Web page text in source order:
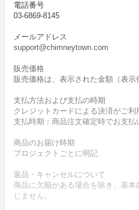
電話番号
03-6869-8145
メールアドレス
support@chimneytown.com
販売価格
販売価格は、表示された金額（表示
支払方法および支払の時期
クレジットカードによる決済がご利
支払時期：商品注文確定時でお支払
商品のお届け時期
プロジェクトごとに明記
返品・キャンセルについて
商品に欠陥がある場合を除き、基
じません。